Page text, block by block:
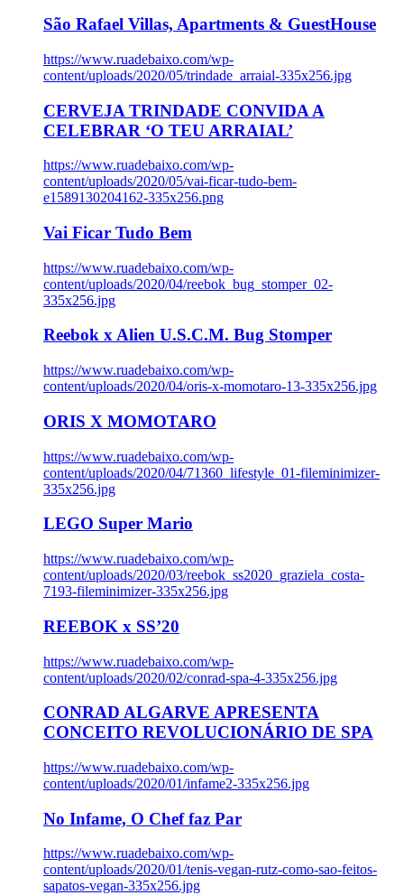
São Rafael Villas, Apartments & GuestHouse
https://www.ruadebaixo.com/wp-
content/uploads/2020/05/trindade_arraial-335x256.jpg
CERVEJA TRINDADE CONVIDA A
CELEBRAR ‘O TEU ARRAIAL’
https://www.ruadebaixo.com/wp-
content/uploads/2020/05/vai-ficar-tudo-bem-
e1589130204162-335x256.png
Vai Ficar Tudo Bem
https://www.ruadebaixo.com/wp-
content/uploads/2020/04/reebok_bug_stomper_02-
335x256.jpg
Reebok x Alien U.S.C.M. Bug Stomper
https://www.ruadebaixo.com/wp-
content/uploads/2020/04/oris-x-momotaro-13-335x256.jpg
ORIS X MOMOTARO
https://www.ruadebaixo.com/wp-
content/uploads/2020/04/71360_lifestyle_01-fileminimizer-
335x256.jpg
LEGO Super Mario
https://www.ruadebaixo.com/wp-
content/uploads/2020/03/reebok_ss2020_graziela_costa-
7193-fileminimizer-335x256.jpg
REEBOK x SS’20
https://www.ruadebaixo.com/wp-
content/uploads/2020/02/conrad-spa-4-335x256.jpg
CONRAD ALGARVE APRESENTA
CONCEITO REVOLUCIONÁRIO DE SPA
https://www.ruadebaixo.com/wp-
content/uploads/2020/01/infame2-335x256.jpg
No Infame, O Chef faz Par
https://www.ruadebaixo.com/wp-
content/uploads/2020/01/tenis-vegan-rutz-como-sao-feitos-
sapatos-vegan-335x256.jpg